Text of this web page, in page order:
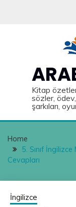
Kitap
sözler,
şarkıları,
Home
5. Sınıf
Cevapları
İngilizce